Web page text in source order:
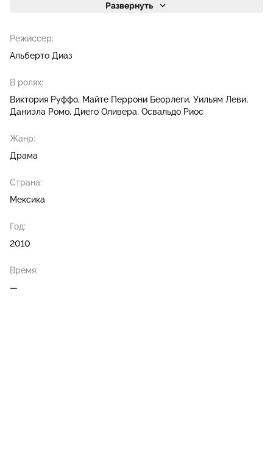
Развернуть
Режиссер:
Альберто Диаз
В ролях:
Виктория Руффо Майте Перрони Беорлеги Уильям Леви
Даниэла Ромо Диего Оливера Освальдо Риос
Жанр:
Драма
Страна:
Мексика
Год:
2010
Время:
—